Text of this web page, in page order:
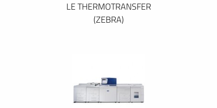
LE THERMOTRANSFER
(ZEBRA)